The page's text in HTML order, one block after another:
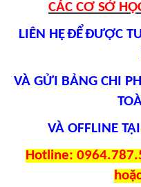
CÁC CƠ SỞ HỌ
LIÊN HỆĐỂĐƯỢC T
VÀ GỬI BẢNG CHI
VÀ OFFLINE TẠ
Hotline: